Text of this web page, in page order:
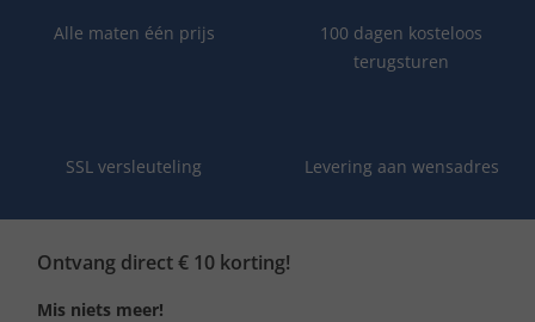
Alle maten één prijs
100 dagen kosteloos
terugsturen
SSL versleuteling Levering aan wensadres
Ontvang direct € 10 korting!
Mis niets meer!